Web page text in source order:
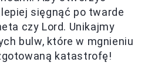
sięgnąć po twarde
czy Lord. Unikajmy
bulw, które w mgnieniu
katastrofę!